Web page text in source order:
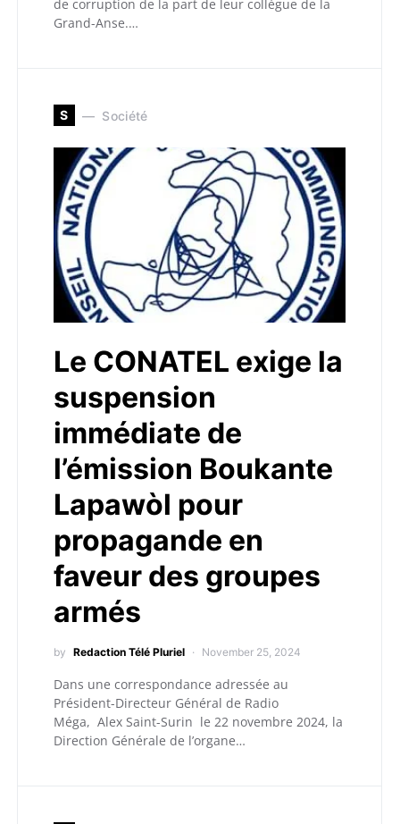
de corruption de la part de leur collègue de la
Grand-Anse.…
S Société
Le CONATEL exige la
suspension
immédiate de
l’émission Boukante
Lapawòl pour
propagande en
faveur des groupes
armés
by Redaction Télé Pluriel November 25, 2024
Dans une correspondance adressée au
Président-Directeur Général de Radio
Méga, Alex Saint-Surin le 22 novembre 2024, la
Direction Générale de l’organe…